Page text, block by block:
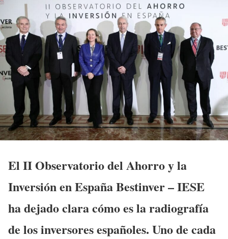
El II Observatorio del Ahorro y la
Inversión en España Bestinver – IESE
ha dejado clara cómo es la radiografía
de los inversores españoles. Uno de cada